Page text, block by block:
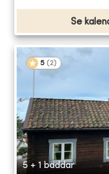
Se
5 (2)
5 + 1 bäddar